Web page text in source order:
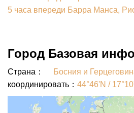
5 часа впереди Барра Манса,
Город Базовая
Страна：
Босния и
координировать： 44°46'N /